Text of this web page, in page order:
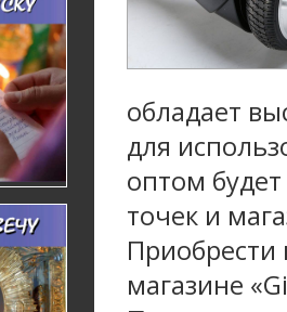
обладает
для
оптом
точек и
магазине